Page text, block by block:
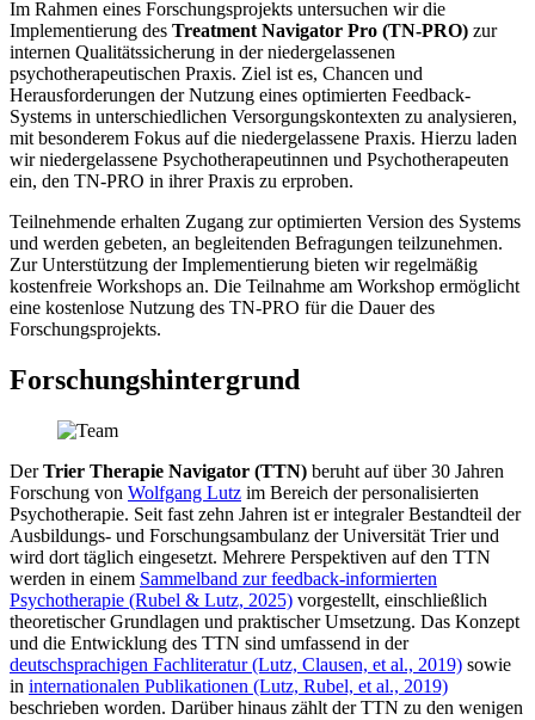
Im Rahmen eines Forschungsprojekts untersuchen wir die
Implementierung des Treatment Navigator Pro (TN-PRO) zur
internen Qualitätssicherung in der niedergelassenen
psychotherapeutischen Praxis. Ziel ist es, Chancen und
Herausforderungen der Nutzung eines optimierten Feedback-
Systems in unterschiedlichen Versorgungskontexten zu analysieren,
mit besonderem Fokus auf die niedergelassene Praxis. Hierzu laden
wir niedergelassene Psychotherapeutinnen und Psychotherapeuten
ein, den TN-PRO in ihrer Praxis zu erproben.
Teilnehmende erhalten Zugang zur optimierten Version des Systems
und werden gebeten, an begleitenden Befragungen teilzunehmen.
Zur Unterstützung der Implementierung bieten wir regelmäßig
kostenfreie Workshops an. Die Teilnahme am Workshop ermöglicht
eine kostenlose Nutzung des TN-PRO für die Dauer des
Forschungsprojekts.
Forschungshintergrund
DerTrier Therapie Navigator (TTN) beruht auf über 30 Jahren
Forschung von Wolfgang Lutz im Bereich der personalisierten
Psychotherapie. Seit fast zehn Jahren ist er integraler Bestandteil der
Ausbildungs- und Forschungsambulanz der Universität Trier und
wird dort täglich eingesetzt. Mehrere Perspektiven auf den TTN
werden in einem Sammelband zur feedback-informierten
Psychotherapie (Rubel & Lutz, 2025) vorgestellt, einschließlich
theoretischer Grundlagen und praktischer Umsetzung. Das Konzept
und die Entwicklung des TTN sind umfassend in der
deutschsprachigen Fachliteratur (Lutz, Clausen, et al., 2019) sowie
in internationalen Publikationen (Lutz, Rubel, et al., 2019)
beschrieben worden. Darüber hinaus zählt der TTN zu den wenigen